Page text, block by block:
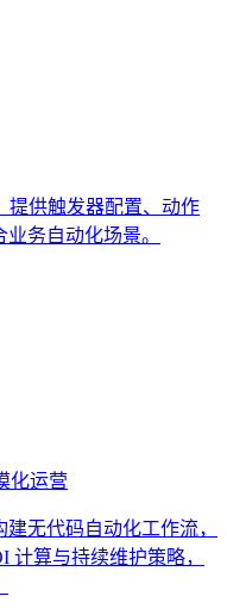
提供触发器配置、动作
务自动化场景。
化运营
无代码自动化工作流，
计算与持续维护策略，